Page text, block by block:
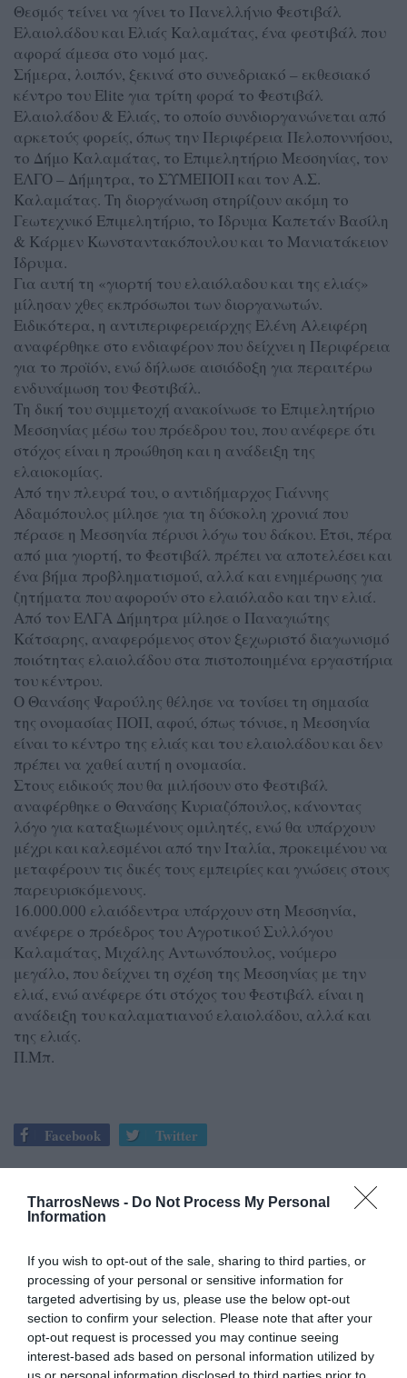
TharrosNews - Do Not Process My Personal
Information
If you wish to opt-out of the sale, sharing to third parties, or
processing of your personal or sensitive information for
targeted advertising by us, please use the below opt-out
section to confirm your selection. Please note that after your
opt-out request is processed you may continue seeing
interest-based ads based on personal information utilized by
us or personal information disclosed to third parties prior to
Θεσμός τείνει να γίνει το Πανελλήνιο Φεστιβάλ
Ελαιολάδου και Ελιάς Καλαμάτας, ένα φεστιβάλ που
αφορά άμεσα στο νομό μας.
Σήμερα, λοιπόν, ξεκινά στο συνεδριακό – εκθεσιακό
κέντρο του Elite για τρίτη φορά το Φεστιβάλ
Ελαιολάδου & Ελιάς, το οποίο συνδιοργανώνεται από
αρκετούς φορείς, όπως την Περιφέρεια Πελοποννήσου,
το Δήμο Καλαμάτας, το Επιμελητήριο Μεσσηνίας, τον
ΕΛΓΟ – Δήμητρα, το ΣΥΜΕΠΟΠ και τον Α.Σ.
Καλαμάτας. Τη διοργάνωση στηρίζουν ακόμη το
Γεωτεχνικό Επιμελητήριο, το Ίδρυμα Καπετάν Βασίλη
& Κάρμεν Κωνσταντακόπουλου και το Μανιατάκειον
Ίδρυμα.
Για αυτή τη «γιορτή του ελαιόλαδου και της ελιάς»
μίλησαν χθες εκπρόσωποι των διοργανωτών.
Ειδικότερα, η αντιπεριφερειάρχης Ελένη Αλειφέρη
αναφέρθηκε στο ενδιαφέρον που δείχνει η Περιφέρεια
για το προϊόν, ενώ δήλωσε αισιόδοξη για περαιτέρω
ενδυνάμωση του Φεστιβάλ.
Τη δική του συμμετοχή ανακοίνωσε το Επιμελητήριο
Μεσσηνίας μέσω του πρόεδρου του, που ανέφερε ότι
στόχος είναι η προώθηση και η ανάδειξη της
ελαιοκομίας.
Από την πλευρά του, ο αντιδήμαρχος Γιάννης
Αδαμόπουλος μίλησε για τη δύσκολη χρονιά που
πέρασε η Μεσσηνία πέρυσι λόγω του δάκου. Έτσι, πέρα
από μια γιορτή, το Φεστιβάλ πρέπει να αποτελέσει και
ένα βήμα προβληματισμού, αλλά και ενημέρωσης για
ζητήματα που αφορούν στο ελαιόλαδο και την ελιά.
Από τον ΕΛΓΑ Δήμητρα μίλησε ο Παναγιώτης
Κάτσαρης, αναφερόμενος στον ξεχωριστό διαγωνισμό
ποιότητας ελαιολάδου στα πιστοποιημένα εργαστήρια
του κέντρου.
Ο Θανάσης Ψαρούλης θέλησε να τονίσει τη σημασία
της ονομασίας ΠΟΠ, αφού, όπως τόνισε, η Μεσσηνία
είναι το κέντρο της ελιάς και του ελαιολάδου και δεν
πρέπει να χαθεί αυτή η ονομασία.
Στους ειδικούς που θα μιλήσουν στο Φεστιβάλ
αναφέρθηκε ο Θανάσης Κυριαζόπουλος, κάνοντας
λόγο για καταξιωμένους ομιλητές, ενώ θα υπάρχουν
μέχρι και καλεσμένοι από την Ιταλία, προκειμένου να
μεταφέρουν τις δικές τους εμπειρίες και γνώσεις στους
παρευρισκόμενους.
16.000.000 ελαιόδεντρα υπάρχουν στη Μεσσηνία,
ανέφερε ο πρόεδρος του Αγροτικού Συλλόγου
Καλαμάτας, Μιχάλης Αντωνόπουλος, νούμερο
μεγάλο, που δείχνει τη σχέση της Μεσσηνίας με την
ελιά, ενώ ανέφερε ότι στόχος του Φεστιβάλ είναι η
ανάδειξη του καλαματιανού ελαιολάδου, αλλά και
της ελιάς.
Π.Μπ.
Facebook Twitter